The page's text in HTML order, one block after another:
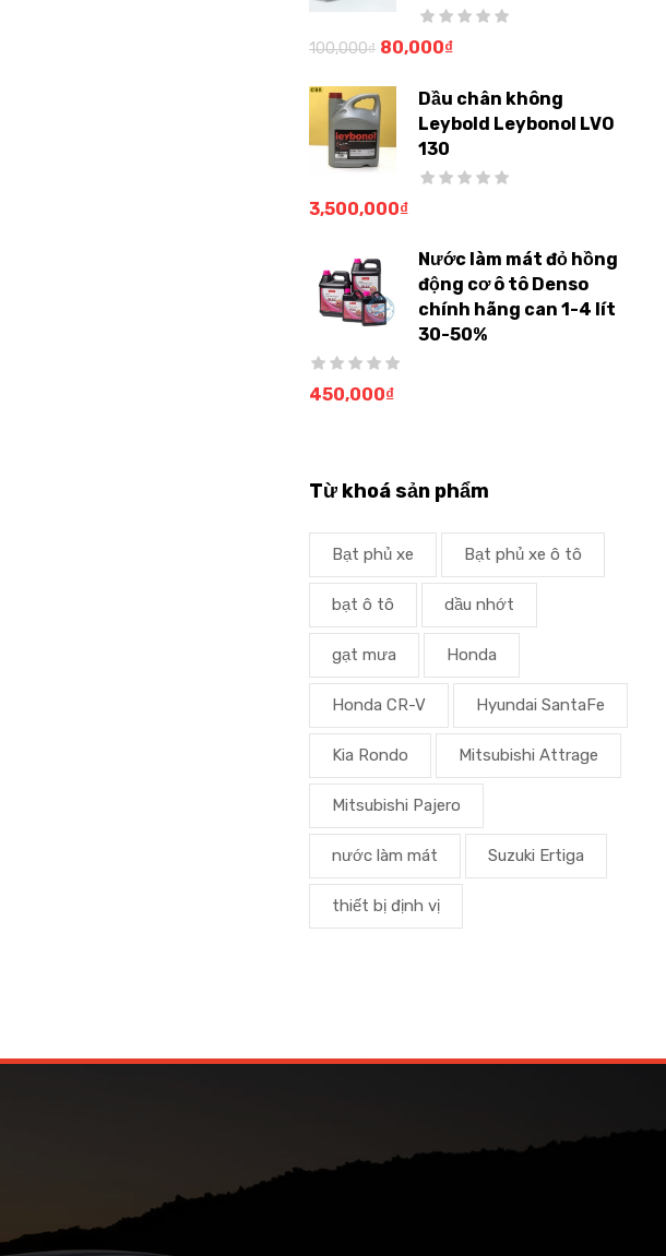
100,000₫ 80,000₫
Dầu chân không
Leybold Leybonol LVO
130
3,500,000₫
Nước làm mát đỏ hồng
động cơ ô tô Denso
chính hãng can 1-4 lít
30-50%
450,000₫
Từ khoá sản phẩm
Bạt phủ xe Bạt phủ xe ô tô
bạt ô tô dầu nhớt
gạt mưa Honda
Honda CR-V Hyundai SantaFe
Kia Rondo Mitsubishi Attrage
Mitsubishi Pajero
nước làm mát Suzuki Ertiga
thiết bị định vị